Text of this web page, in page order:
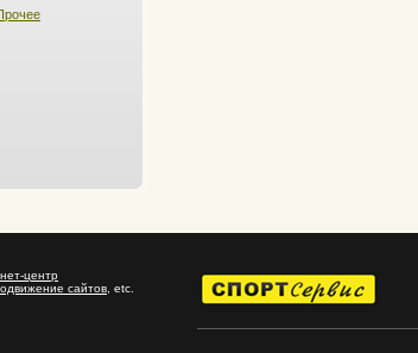
сайтов , etc.